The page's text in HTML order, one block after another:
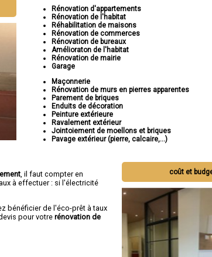
Rénovation d'appartements
Rénovation de l'habitat
Réhabilitation de maisons
Rénovation de commerces
Rénovation de bureaux
Amélioraton de l'habitat
Rénovation de mairie
Garage
Maçonnerie
Rénovation de murs en pierres apparentes
Parement de briques
Enduits de décoration
Peinture extérieure
Ravalement extérieur
Jointoiement de moellons et briques
Pavage extérieur (pierre, calcaire,...)
coût et
, il faut compter en
à effectuer : si l'électricité
bénéficier de l'éco-prêt à taux
pour votre rénovation de